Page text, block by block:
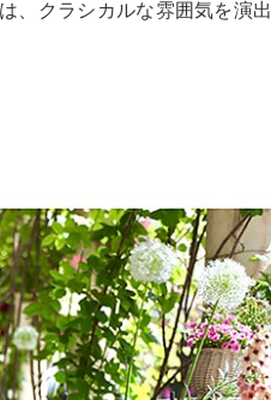
、クラシカルな雰囲気を演出